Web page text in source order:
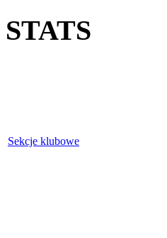
STATS
Sekcje klubowe